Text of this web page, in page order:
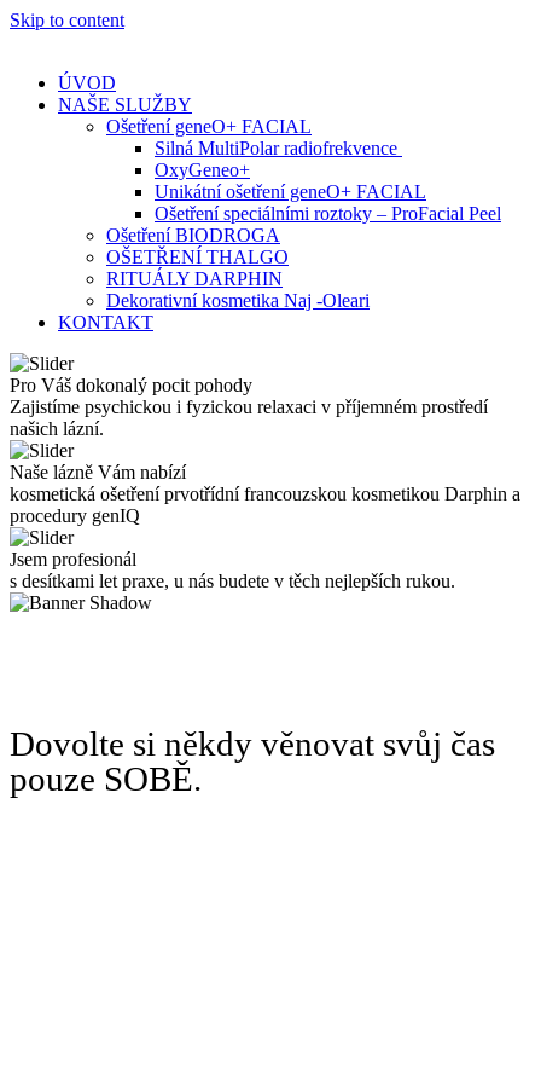
Skip to content
ÚVOD
NAŠE SLUŽBY
Ošetření geneO+ FACIAL
Silná MultiPolar radiofrekvence
OxyGeneo+
Unikátní ošetření geneO+ FACIAL
Ošetření speciálními roztoky – ProFacial Peel
Ošetření BIODROGA
OŠETŘENÍ THALGO
RITUÁLY DARPHIN
Dekorativní kosmetika Naj -Oleari
KONTAKT
Pro Váš dokonalý pocit pohody
Zajistíme psychickou i fyzickou relaxaci v příjemném prostředí
našich lázní.
Naše lázně Vám nabízí
kosmetická ošetření prvotřídní francouzskou kosmetikou Darphin a
procedury genIQ
Jsem profesionál
s desítkami let praxe, u nás budete v těch nejlepších rukou.
Dovolte si někdy věnovat svůj čas
pouze SOBĚ.